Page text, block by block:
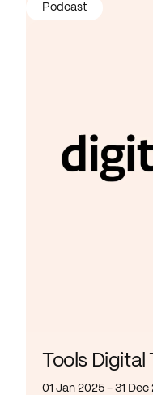
Tools
01 Jan 2025 - 31 Dec
Podcast